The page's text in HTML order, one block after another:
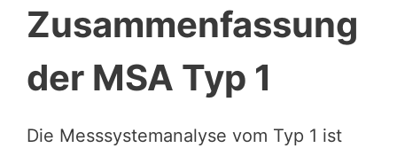
Zusammenfassung
der MSA Typ 1
Die Messsystemanalyse vom Typ 1 ist